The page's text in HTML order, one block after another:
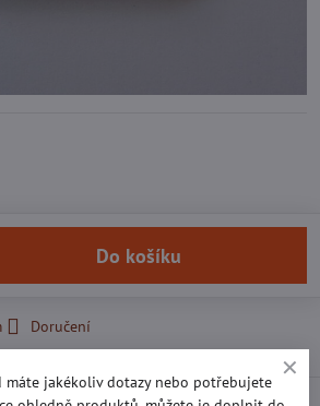
Do košíku
Doručení
máte jakékoliv dotazy nebo potřebujete